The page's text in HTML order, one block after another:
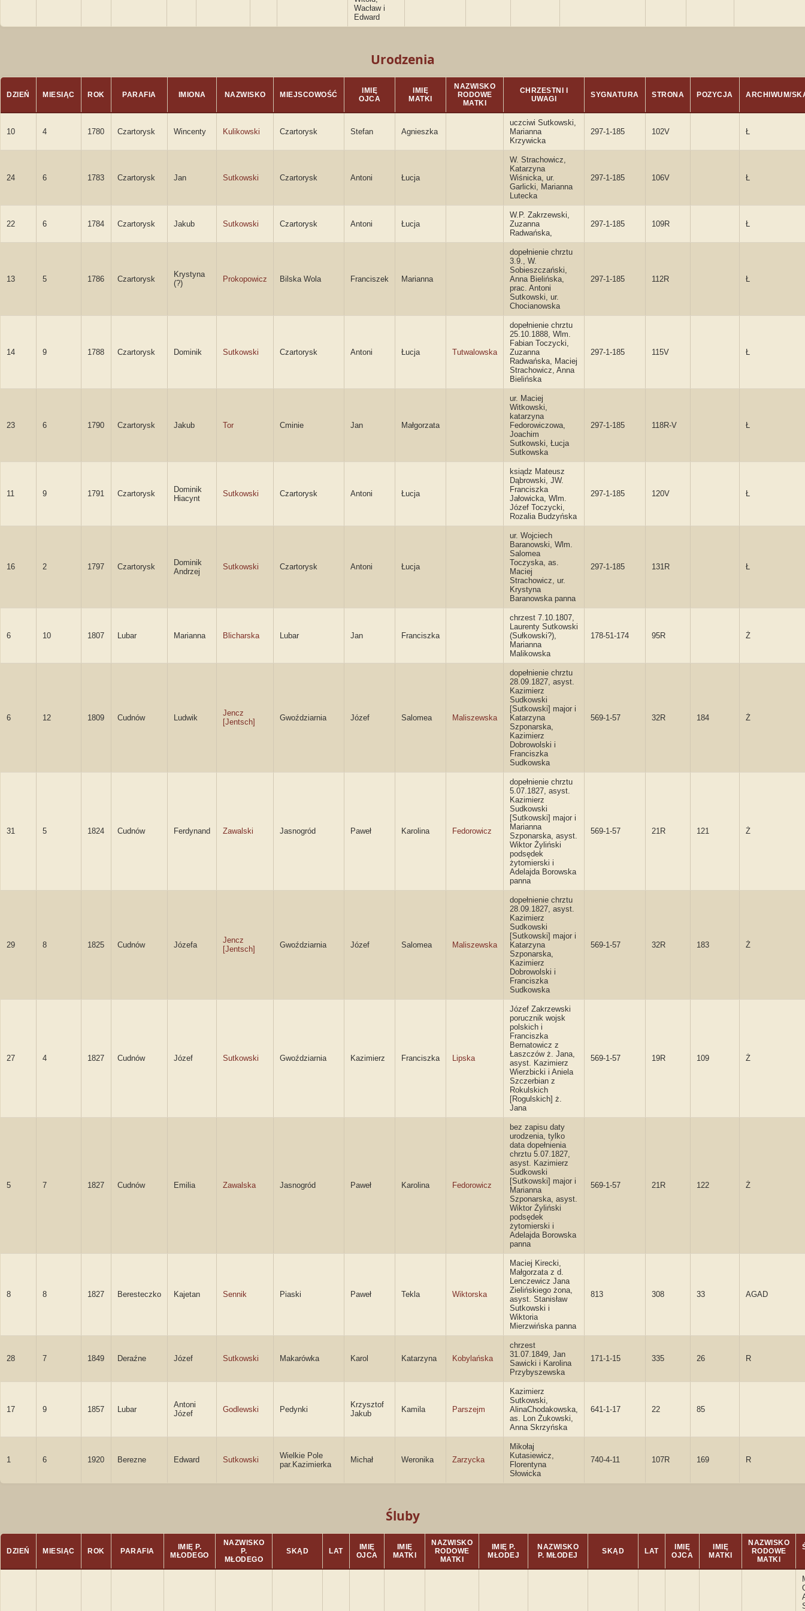
Wacław i
Edward
Urodzenia
DZIEŃ MIESIĄC ROK PARAFIA IMIONA NAZWISKO MIEJSCOWOŚĆ
IMIĘ
OJCA
IMIĘ
MATKI
NAZWISKO
RODOWE
MATKI
CHRZESTNI I
UWAGI
SYGNATURA STRONA POZYCJA ARCHIWUM/
10 4 1780 Czartorysk Wincenty Kulikowski Czartorysk Stefan Agnieszka
uczciwi Sutkowski,
Marianna
Krzywicka
297-1-185 102V Ł
24 6 1783 Czartorysk Jan Sutkowski Czartorysk Antoni Łucja
W. Strachowicz,
Katarzyna
Wiśnicka, ur.
Garlicki, Marianna
Lutecka
297-1-185 106V Ł
22 6 1784 Czartorysk Jakub Sutkowski Czartorysk Antoni Łucja
W.P. Zakrzewski,
Zuzanna
Radwańska,
297-1-185 109R Ł
13 5 1786 Czartorysk
Krystyna
(?)
Prokopowicz Bilska Wola Franciszek Marianna
dopełnienie chrztu
3.9., W.
Sobieszczański,
Anna Bielińska,
prac. Antoni
Sutkowski, ur.
Chocianowska
297-1-185 112R Ł
14 9 1788 Czartorysk Dominik Sutkowski Czartorysk Antoni Łucja Tutwalowska
dopełnienie chrztu
25.10.1888, Wlm.
Fabian Toczycki,
Zuzanna
Radwańska, Maciej
Strachowicz, Anna
Bielińska
297-1-185 115V Ł
23 6 1790 Czartorysk Jakub Tor Cminie Jan Małgorzata
ur. Maciej
Witkowski,
katarzyna
Fedorowiczowa,
Joachim
Sutkowski, Łucja
Sutkowska
297-1-185 118R-V Ł
11 9 1791 Czartorysk
Dominik
Hiacynt
Sutkowski Czartorysk Antoni Łucja
ksiądz Mateusz
Dąbrowski, JW.
Franciszka
Jałowicka, Wlm.
Józef Toczycki,
Rozalia Budzyńska
297-1-185 120V Ł
16 2 1797 Czartorysk
Dominik
Andrzej
Sutkowski Czartorysk Antoni Łucja
ur. Wojciech
Baranowski, Wlm.
Salomea
Toczyska, as.
Maciej
Strachowicz, ur.
Krystyna
Baranowska panna
297-1-185 131R Ł
6 10 1807 Lubar Marianna Blicharska Lubar Jan Franciszka
chrzest 7.10.1807,
Laurenty Sutkowski
(Sułkowski?),
Marianna
Malikowska
178-51-174 95R Ż
6 12 1809 Cudnów Ludwik
Jencz
[Jentsch]
Gwoździarnia Józef Salomea Maliszewska
dopełnienie chrztu
28.09.1827, asyst.
Kazimierz
Sudkowski
[Sutkowski] major i
Katarzyna
Szponarska,
Kazimierz
Dobrowolski i
Franciszka
Sudkowska
569-1-57 32R 184 Ż
31 5 1824 Cudnów Ferdynand Zawalski Jasnogród Paweł Karolina Fedorowicz
dopełnienie chrztu
5.07.1827, asyst.
Kazimierz
Sudkowski
[Sutkowski] major i
Marianna
Szponarska, asyst.
Wiktor Żyliński
podsędek
żytomierski i
Adelajda Borowska
panna
569-1-57 21R 121 Ż
29 8 1825 Cudnów Józefa
Jencz
[Jentsch]
Gwoździarnia Józef Salomea Maliszewska
dopełnienie chrztu
28.09.1827, asyst.
Kazimierz
Sudkowski
[Sutkowski] major i
Katarzyna
Szponarska,
Kazimierz
Dobrowolski i
Franciszka
Sudkowska
569-1-57 32R 183 Ż
27 4 1827 Cudnów Józef Sutkowski Gwoździarnia Kazimierz Franciszka Lipska
Józef Zakrzewski
porucznik wojsk
polskich i
Franciszka
Bernatowicz z
Łaszczów ż. Jana,
asyst. Kazimierz
Wierzbicki i Aniela
Szczerbian z
Rokulskich
[Rogulskich] ż.
Jana
569-1-57 19R 109 Ż
5 7 1827 Cudnów Emilia Zawalska Jasnogród Paweł Karolina Fedorowicz
bez zapisu daty
urodzenia, tylko
data dopełnienia
chrztu 5.07.1827,
asyst. Kazimierz
Sudkowski
[Sutkowski] major i
Marianna
Szponarska, asyst.
Wiktor Żyliński
podsędek
żytomierski i
Adelajda Borowska
panna
569-1-57 21R 122 Ż
8 8 1827 Beresteczko Kajetan Sennik Piaski Paweł Tekla Wiktorska
Maciej Kirecki,
Małgorzata z d.
Lenczewicz Jana
Zielińskiego żona,
asyst. Stanisław
Sutkowski i
Wiktoria
Mierzwińska panna
813 308 33 AGAD
28 7 1849 Deraźne Józef Sutkowski Makarówka Karol Katarzyna Kobylańska
chrzest
31.07.1849, Jan
Sawicki i Karolina
Przybyszewska
171-1-15 335 26 R
17 9 1857 Lubar
Antoni
Józef
Godlewski Pedynki
Krzysztof
Jakub
Kamila Parszejm
Kazimierz
Sutkowski,
AlinaChodakowska,
as. Lon Żukowski,
Anna Skrzyńska
641-1-17 22 85
1 6 1920 Berezne Edward Sutkowski
Wielkie Pole
par.Kazimierka
Michał Weronika Zarzycka
Mikołaj
Kutasiewicz,
Florentyna
Słowicka
740-4-11 107R 169 R
Śluby
DZIEŃ MIESIĄC ROK PARAFIA
IMIĘ P.
MŁODEGO
NAZWISKO
P.
MŁODEGO
SKĄD LAT
IMIĘ
OJCA
IMIĘ
MATKI
NAZWISKO
RODOWE
MATKI
IMIĘ P.
MŁODEJ
NAZWISKO
P. MŁODEJ
SKĄD LAT
IMIĘ
OJCA
IMIĘ
MATKI
NAZWISKO
RODOWE
MATKI